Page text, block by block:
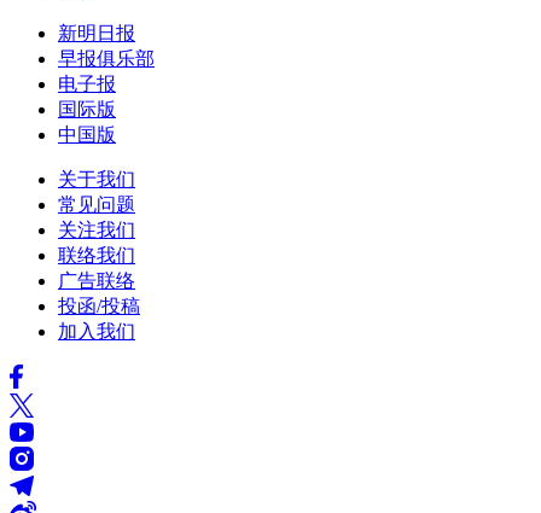
新明日报
早报俱乐部
电子报
国际版
中国版
关于我们
常见问题
关注我们
联络我们
广告联络
投函/投稿
加入我们